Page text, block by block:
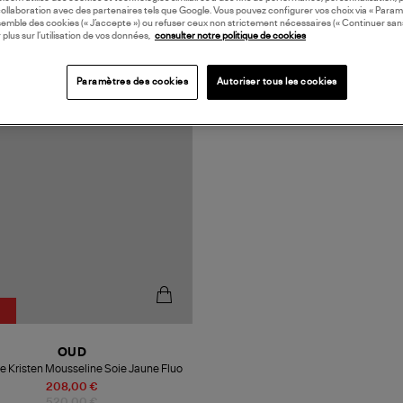
208,00 €
OUD
Kristen Mousseline Soie Jaune Fluo
avec des partenaires tels que Google. Vous pouvez configurer vos choix via «
des cookies (« J’accepte ») ou refuser ceux non strictement nécessaires (« Continuer
plus sur l’utilisation de vos données, consulter notre politique de cookies
Paramètres des cookies Autoriser tous les cookies